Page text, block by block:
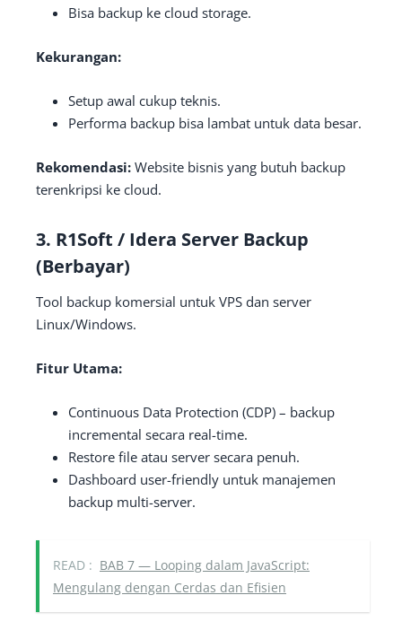
Bisa backup ke cloud storage.
Kekurangan:
Setup awal cukup teknis.
Performa backup bisa lambat untuk data besar.
Rekomendasi: Website bisnis yang butuh backup
terenkripsi ke cloud.
3. R1Soft / Idera Server Backup
(Berbayar)
Tool backup komersial untuk VPS dan server
Linux/Windows.
Fitur Utama:
Continuous Data Protection (CDP) – backup
incremental secara real-time.
Restore file atau server secara penuh.
Dashboard user-friendly untuk manajemen
backup multi-server.
READ : BAB 7 — Looping dalam JavaScript:
Mengulang dengan Cerdas dan Efisien